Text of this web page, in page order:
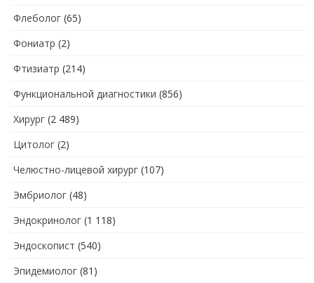
Флеболог (65)
Фониатр (2)
Фтизиатр (214)
Функциональной диагностики (856)
Хирург (2 489)
Цитолог (2)
Челюстно-лицевой хирург (107)
Эмбриолог (48)
Эндокринолог (1 118)
Эндоскопист (540)
Эпидемиолог (81)